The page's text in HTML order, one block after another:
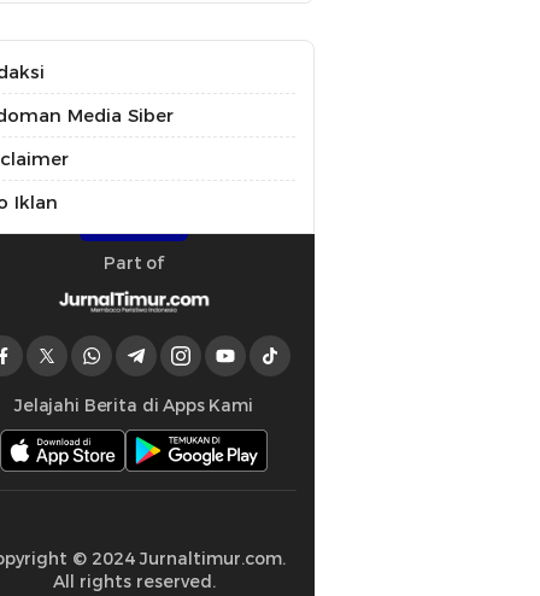
Media Siber
Iklan
Part of
Jelajahi Berita di Apps Kami
© 2024 Jurnaltimur.com.
All rights reserved.